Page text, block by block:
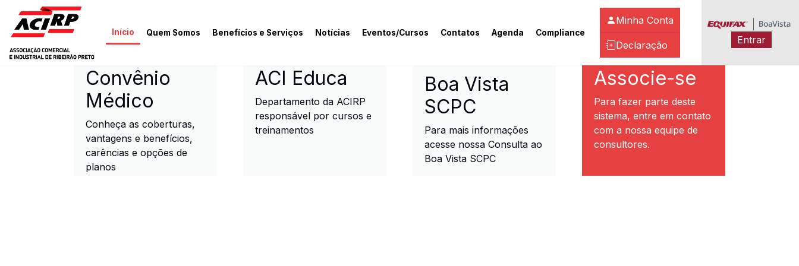
Pular para o conteúdo principal
Início Quem Somos Benefícios e Serviços Notícias Eventos/Cursos Contatos Agenda Compliance
Minha Conta
Declaração Entrar
ACIRP - Associação Comercial e Industrial de Ribeirão Preto
Convênio
Médico
Conheça as coberturas,
vantagens e benefícios,
carências e opções de
planos
ACI Educa
Departamento da ACIRP
responsável por cursos e
treinamentos
Boa Vista
SCPC
Para mais informações
acesse nossa Consulta ao
Boa Vista SCPC
Associe-se
Para fazer parte deste
sistema, entre em contato
com a nossa equipe de
consultores.